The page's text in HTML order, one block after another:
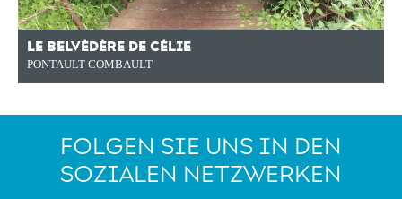
LE BELVÉDÈRE DE CÉLIE
PONTAULT-COMBAULT
FOLGEN SIE UNS IN DEN
SOZIALEN NETZWERKEN